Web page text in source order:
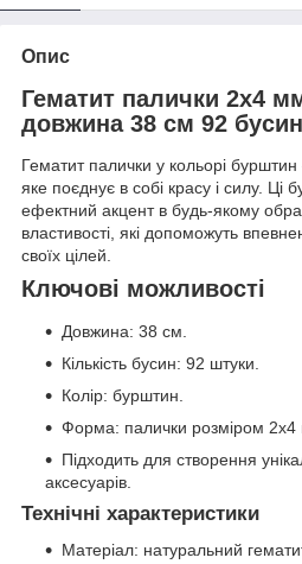
Опис
Гематит палички 2x4
довжина 38 см 92
Гематит палички у кольорі
яке поєднує в собі красу і силу. Ці
ефектний акцент в будь-якому
властивості, які допоможуть
своїх цілей.
Ключові можливості
Довжина: 38 см.
Кількість бусин: 92 штуки.
Колір: бурштин.
Форма: палички розміром 2x4
Підходить для створення
аксесуарів.
Технічні характеристики
Матеріал: натуральний